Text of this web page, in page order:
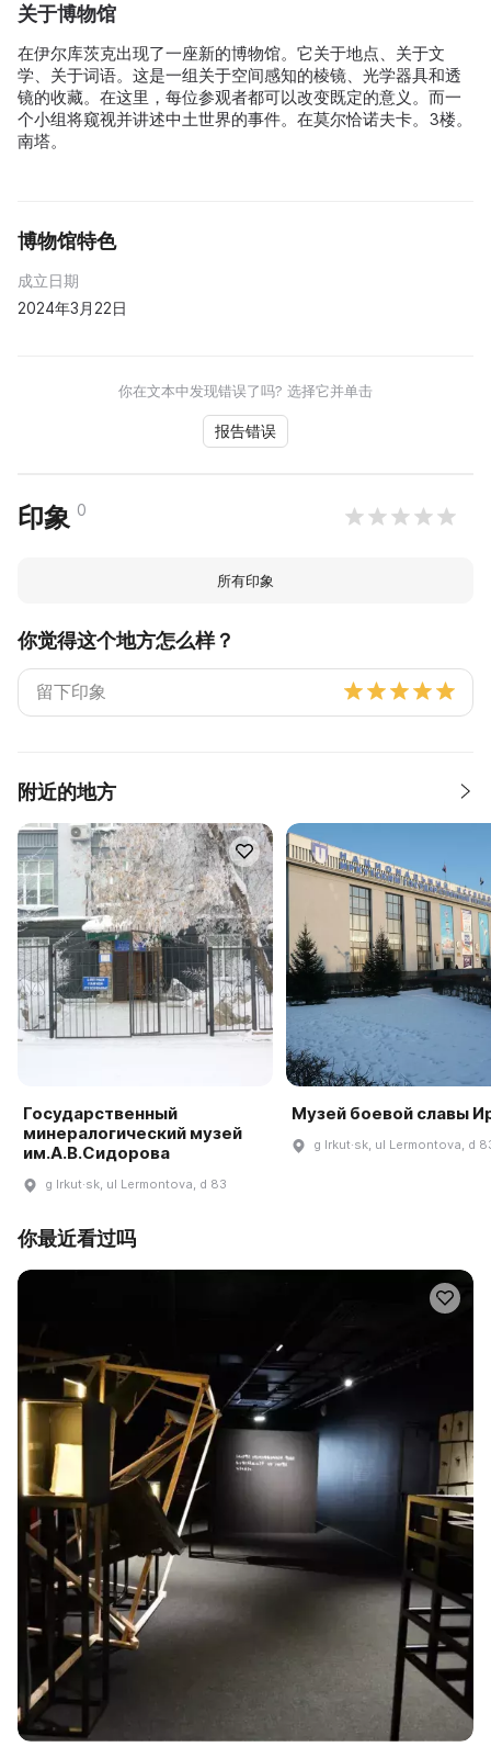
关于博物馆
在伊尔库茨克出现了一座新的博物馆。它关于地点、关于文
学、关于词语。这是一组关于空间感知的棱镜、光学器具和透
镜的收藏。在这里，每位参观者都可以改变既定的意义。而一
个小组将窥视并讲述中土世界的事件。在莫尔恰诺夫卡。3楼。
南塔。
博物馆特色
成立日期
2024年3月22日
你在文本中发现错误了吗? 选择它并单击
报告错误
印象 0
所有印象
你觉得这个地方怎么样？
附近的地方
Государственный
минералогический музей
им.А.В.Сидорова
g Irkut·sk, ul Lermontova, d 83
Музей боевой славы
g Irkut·sk, ul Lermontova, d
你最近看过吗